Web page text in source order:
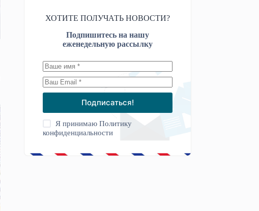
ХОТИТЕ ПОЛУЧАТЬ НОВОСТИ?
Подпишитесь на нашу
еженедельную рассылку
Подписаться!
Я принимаюПолитику
конфиденциальности